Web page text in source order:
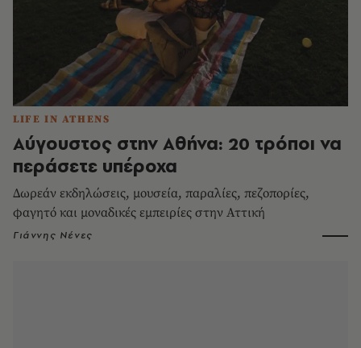
LIFE IN ATHENS
Αύγουστος στην Αθήνα: 20 τρόποι να
περάσετε υπέροχα
Δωρεάν εκδηλώσεις, μουσεία, παραλίες, πεζοπορίες,
φαγητό και μοναδικές εμπειρίες στην Αττική
Γιάννης Νένες